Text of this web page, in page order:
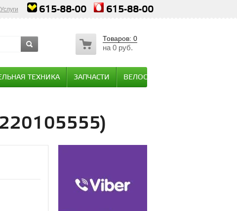
Услуги 615-88-00 615-88-00
Товаров: 0
на 0 руб.
ТЕХНИКА ЗАПЧАСТИ ВЕЛОСИПЕДЫ / МОТОТЕХНИКА